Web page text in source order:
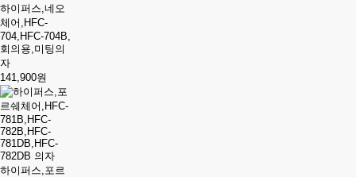
하이퍼스,네오
체어,HFC-
704,HFC-704B,
회의용,미팅의
자
141,900원
하이퍼스,포르